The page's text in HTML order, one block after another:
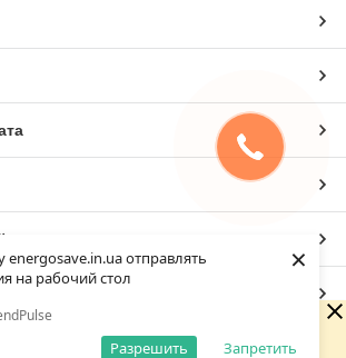
energosave.in.ua отправлять
на рабочий стол
Запретить
Разрешить
×
маркетплейсі
неробочий час. Замовлення та
будуть оброблені з 08:00 найближчого